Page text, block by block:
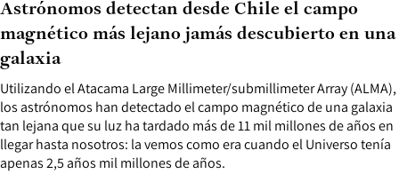
Utilizando el Atacama Large Millimeter/submillimeter Array (ALMA),
los astrónomos han detectado el campo magnético de una galaxia
tan lejana que su luz ha tardado más de 11 mil millones de años en
llegar hasta nosotros: la vemos como era cuando el Universo tenía
apenas 2,5 años mil millones de años.
Astrónomos detectan desde Chile el campo
magnético más lejano jamás descubierto en una
galaxia